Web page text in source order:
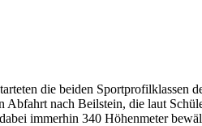
die beiden Sportprofilklassen
Abfahrt nach Beilstein, die laut
immerhin 340 Höhenmeter